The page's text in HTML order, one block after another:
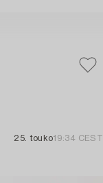
25. touko19:34 CEST